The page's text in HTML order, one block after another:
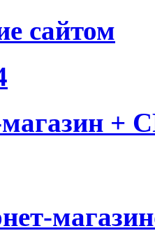
сайтом
+